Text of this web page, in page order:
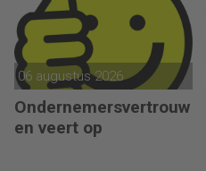
06 augustus 2026
Ondernemersvertrouw
en veert op